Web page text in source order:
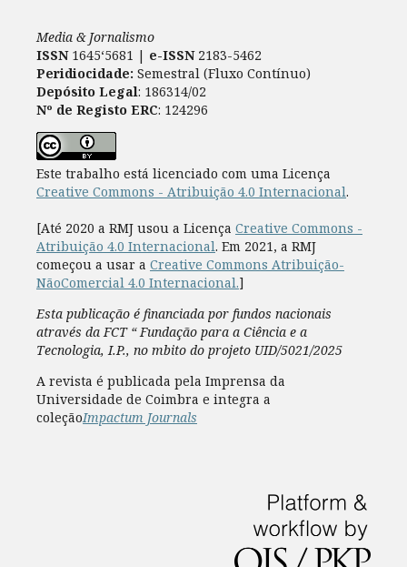
Media & Jornalismo
ISSN 1645‘5681 | e-ISSN2183-5462
Peridiocidade: Semestral (Fluxo Contínuo)
Depósito Legal: 186314/02
Nº de Registo ERC: 124296
Este trabalho está licenciado com uma Licença
Creative Commons - Atribuição 4.0 Internacional.
[Até 2020 a RMJ usou a Licença Creative Commons -
Atribuição 4.0 Internacional. Em 2021, a RMJ
começou a usar a Creative Commons Atribuição-
NãoComercial 4.0 Internacional.]
Esta publicação é financiada por fundos nacionais
através da FCT “ Fundação para a Ciência e a
Tecnologia, I.P., no mbito do projeto UID/5021/2025
A revista é publicada pela Imprensa da
Universidade de Coimbra e integra a
coleçãoImpactum Journals